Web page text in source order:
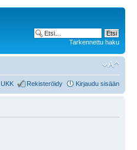
Tarkennettu haku
UKK Rekisteröidy Kirjaudu sisään